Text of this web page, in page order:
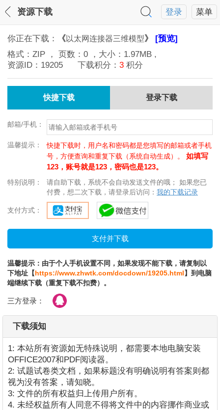
菜单
登录
资源下载
你正在下载： 《以太网连接器三维模型》 [预览]
格式： ZIP ， 页数： 0 ，大小： 1.97MB ,
资源ID： 19205 下载积分： 3 积分
快捷下载 登录下载
邮箱/手机：
温馨提示：
快捷下载时，用户名和密码都是您填写的邮箱或者手机
号，方便查询和重复下载（系统自动生成）。 如填写
123，账号就是123，密码也是123。
特别说明：
请自助下载，系统不会自动发送文件的哦； 如果您已
付费，想二次下载，请登录后访问： 我的下载记录
支付方式：
温馨提示：由于个人手机设置不同，如果发现不能下载，请复制以
下地址【https://www.zhwtk.com/docdown/19205.html】到电脑
端继续下载（重复下载不扣费）。
三方登录：
下载须知
1: 本站所有资源如无特殊说明，都需要本地电脑安装
OFFICE2007和PDF阅读器。
2: 试题试卷类文档，如果标题没有明确说明有答案则都
视为没有答案，请知晓。
3: 文件的所有权益归上传用户所有。
4. 未经权益所有人同意不得将文件中的内容挪作商业或